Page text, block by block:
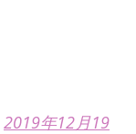
2019年12月19